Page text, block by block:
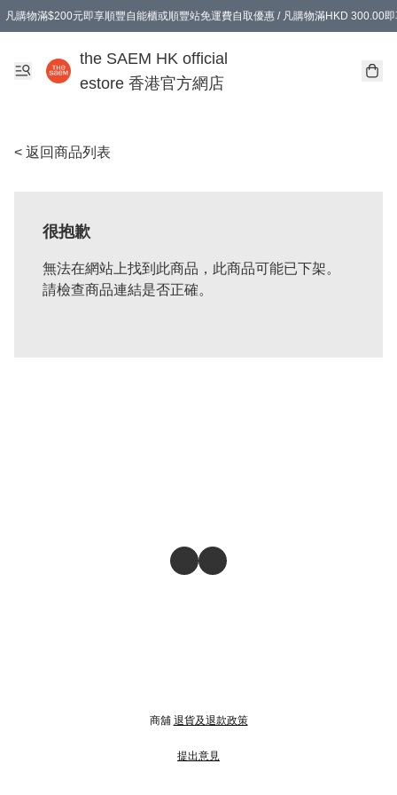
凡購物滿$200元即享順豐自能櫃或順豐站免運費自取優惠 / 凡購物滿HKD 300.00
the SAEM HK official
estore 香港官方網店
< 返回商品列表
很抱歉
無法在網站上找到此商品，此商品可能已下架。
請檢查商品連結是否正確。
商舖 退貨及退款政策
提出意見